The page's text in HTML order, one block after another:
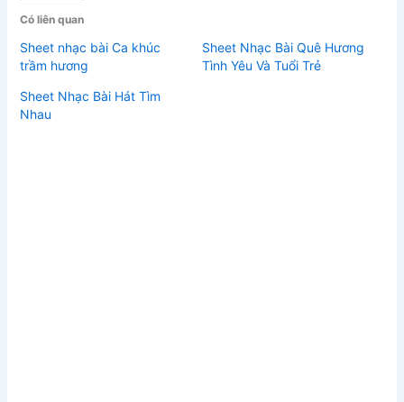
Có liên quan
Sheet nhạc bài Ca khúc
trầm hương
Sheet Nhạc Bài Quê Hương
Tình Yêu Và Tuổi Trẻ
Sheet Nhạc Bài Hát Tìm
Nhau